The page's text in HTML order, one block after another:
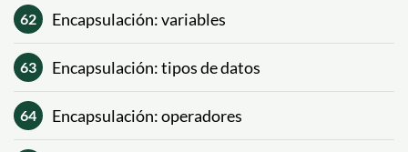
62 Encapsulación: variables
63 Encapsulación: tipos de datos
64 Encapsulación: operadores